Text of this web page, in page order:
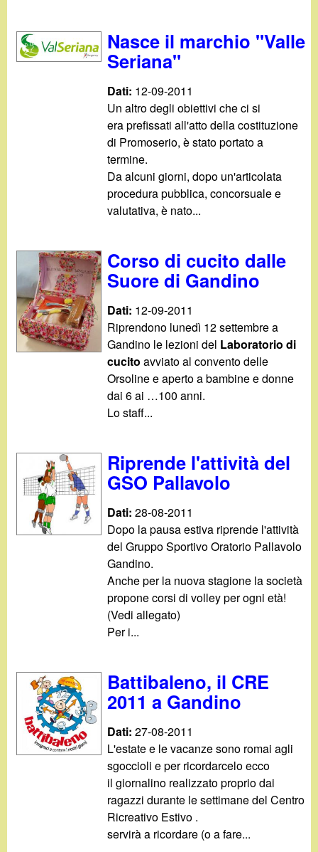
Nasce il marchio "Valle
Seriana"
Dati: 12-09-2011
Un altro degli obiettivi che ci si
era prefissati all'atto della costituzione
di Promoserio, è stato portato a
termine.
Da alcuni giorni, dopo un'articolata
procedura pubblica, concorsuale e
valutativa, è nato...
Corso di cucito dalle
Suore di Gandino
Dati: 12-09-2011
Riprendono lunedì 12 settembre a
Gandino le lezioni del Laboratorio di
cucitoavviato al convento delle
Orsoline e aperto a bambine e donne
dai 6 ai …100 anni.
Lo staff...
Riprende l'attività del
GSO Pallavolo
Dati:28-08-2011
Dopo la pausa estiva riprende l'attività
del Gruppo Sportivo Oratorio Pallavolo
Gandino.
Anche per la nuova stagione la società
propone corsi di volley per ogni età!
(Vedi allegato)
Per i...
Battibaleno, il CRE
2011 a Gandino
Dati:27-08-2011
L'estate e le vacanze sono romai agli
sgoccioli e per ricordarcelo ecco
il giornalino realizzato proprio dai
ragazzi durante le settimane del Centro
Ricreativo Estivo .
servirà a ricordare (o a fare...